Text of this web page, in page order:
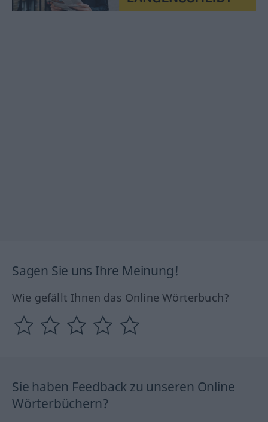
Sagen Sie uns Ihre Meinung!
Wie gefällt Ihnen das Online Wörterbuch?
Sie haben Feedback zu unseren Online
Wörterbüchern?